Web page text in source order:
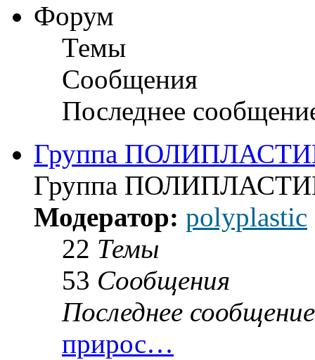
Форум
Темы
Сообщения
Последнее
Группа
Группа
Модератор: polyplastic
22 Темы
53 Сообщения
Последнее сообщение
прирос…